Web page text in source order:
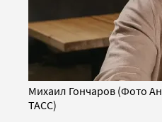
Михаил Гончаров (Фото
ТАСС)